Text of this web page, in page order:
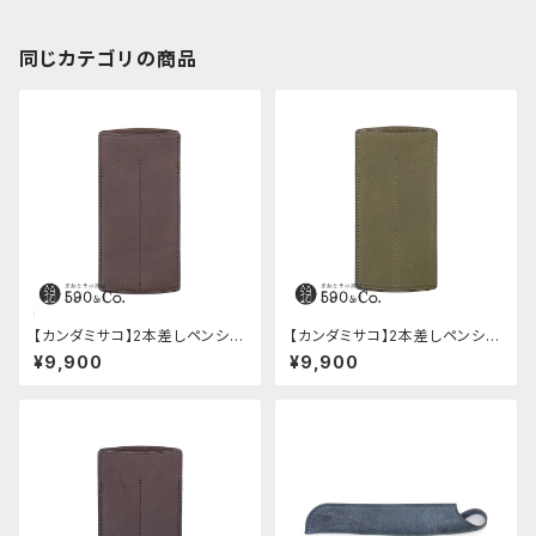
同じカテゴリの商品
【カンダミサコ】2本差しペンシー
ス・ミネルバボックス (カスター
ニョ)
¥9,900
【カンダミサコ】2本差しペンシー
ス・ミネルバボックス (オリーバ)
¥9,900